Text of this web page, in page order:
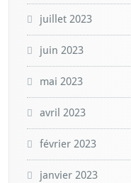
juillet 2023
juin 2023
mai 2023
avril 2023
février 2023
janvier 2023